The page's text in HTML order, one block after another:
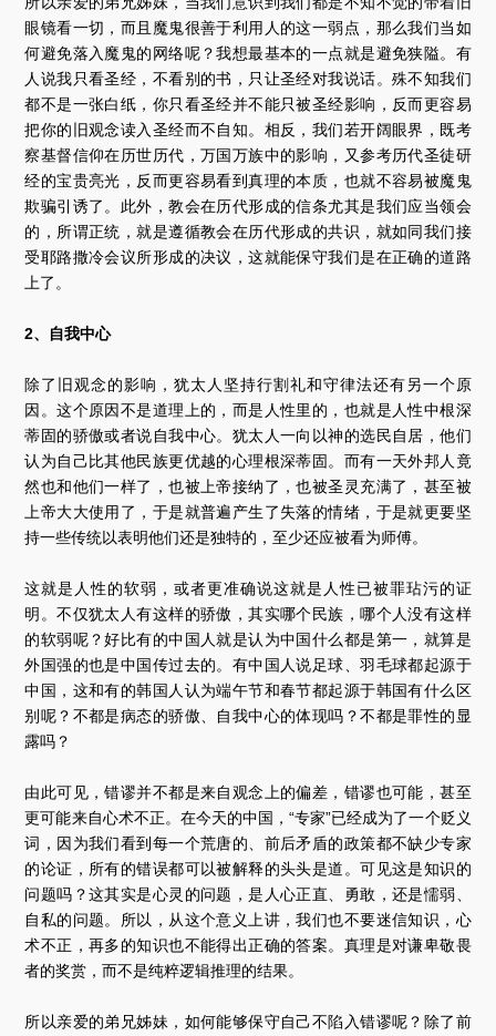
眼镜看一切，而且魔鬼很善于利用人的这一弱点，那么我们当如
何避免落入魔鬼的网络呢？我想最基本的一点就是避免狭隘。有
人说我只看圣经，不看别的书，只让圣经对我说话。殊不知我们
都不是一张白纸，你只看圣经并不能只被圣经影响，反而更容易
把你的旧观念读入圣经而不自知。相反，我们若开阔眼界，既考
察基督信仰在历世历代，万国万族中的影响，又参考历代圣徒研
经的宝贵亮光，反而更容易看到真理的本质，也就不容易被魔鬼
欺骗引诱了。此外，教会在历代形成的信条尤其是我们应当领会
的，所谓正统，就是遵循教会在历代形成的共识，就如同我们接
受耶路撒冷会议所形成的决议，这就能保守我们是在正确的道路
上了。
2、自我中心
除了旧观念的影响，犹太人坚持行割礼和守律法还有另一个原
因。这个原因不是道理上的，而是人性里的，也就是人性中根深
蒂固的骄傲或者说自我中心。犹太人一向以神的选民自居，他们
认为自己比其他民族更优越的心理根深蒂固。而有一天外邦人竟
然也和他们一样了，也被上帝接纳了，也被圣灵充满了，甚至被
上帝大大使用了，于是就普遍产生了失落的情绪，于是就更要坚
持一些传统以表明他们还是独特的，至少还应被看为师傅。
这就是人性的软弱，或者更准确说这就是人性已被罪玷污的证
明。不仅犹太人有这样的骄傲，其实哪个民族，哪个人没有这样
的软弱呢？好比有的中国人就是认为中国什么都是第一，就算是
外国强的也是中国传过去的。有中国人说足球、羽毛球都起源于
中国，这和有的韩国人认为端午节和春节都起源于韩国有什么区
别呢？不都是病态的骄傲、自我中心的体现吗？不都是罪性的显
露吗？
由此可见，错谬并不都是来自观念上的偏差，错谬也可能，甚至
更可能来自心术不正。在今天的中国，“专家”已经成为了一个贬义
词，因为我们看到每一个荒唐的、前后矛盾的政策都不缺少专家
的论证，所有的错误都可以被解释的头头是道。可见这是知识的
问题吗？这其实是心灵的问题，是人心正直、勇敢，还是懦弱、
自私的问题。所以，从这个意义上讲，我们也不要迷信知识，心
术不正，再多的知识也不能得出正确的答案。真理是对谦卑敬畏
者的奖赏，而不是纯粹逻辑推理的结果。
所以亲爱的弟兄姊妹，如何能够保守自己不陷入错谬呢？除了前